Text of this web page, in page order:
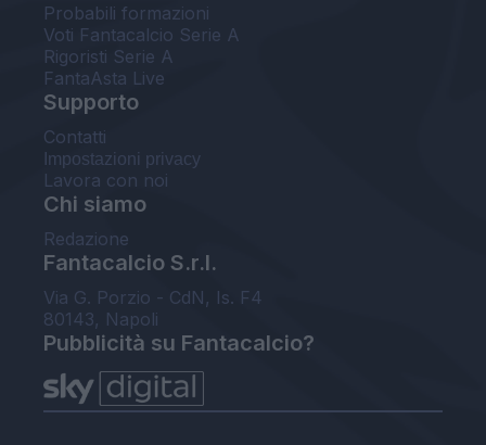
Probabili formazioni
Voti Fantacalcio Serie A
Rigoristi Serie A
FantaAsta Live
Supporto
Contatti
Impostazioni privacy
Lavora con noi
Chi siamo
Redazione
Fantacalcio S.r.l.
Via G. Porzio - CdN, Is. F4
80143, Napoli
Pubblicità su Fantacalcio?